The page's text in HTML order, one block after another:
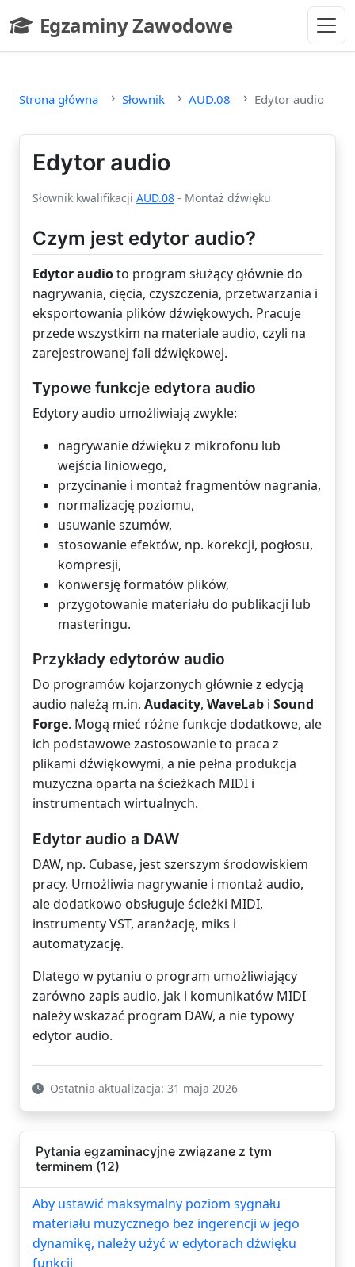
Egzaminy Zawodowe
- strona główna
Strona główna Słownik AUD.08 Edytor audio
Edytor audio
Słownik kwalifikacji AUD.08 - Montaż dźwięku
Czym jest edytor audio?
Edytor audioto program służący głównie do
nagrywania, cięcia, czyszczenia, przetwarzania i
eksportowania plików dźwiękowych. Pracuje
przede wszystkim na materiale audio, czyli na
zarejestrowanej fali dźwiękowej.
Typowe funkcje edytora audio
Edytory audio umożliwiają zwykle:
nagrywanie dźwięku z mikrofonu lub
wejścia liniowego,
przycinanie i montaż fragmentów nagrania,
normalizację poziomu,
usuwanie szumów,
stosowanie efektów, np. korekcji, pogłosu,
kompresji,
konwersję formatów plików,
przygotowanie materiału do publikacji lub
masteringu.
Przykłady edytorów audio
Do programów kojarzonych głównie z edycją
audio należą m.in. Audacity, WaveLab i Sound
Forge. Mogą mieć różne funkcje dodatkowe, ale
ich podstawowe zastosowanie to praca z
plikami dźwiękowymi, a nie pełna produkcja
muzyczna oparta na ścieżkach MIDI i
instrumentach wirtualnych.
Edytor audio a DAW
DAW, np. Cubase, jest szerszym środowiskiem
pracy. Umożliwia nagrywanie i montaż audio,
ale dodatkowo obsługuje ścieżki MIDI,
instrumenty VST, aranżację, miks i
automatyzację.
Dlatego w pytaniu o program umożliwiający
zarówno zapis audio, jak i komunikatów MIDI
należy wskazać program DAW, a nie typowy
edytor audio.
Ostatnia aktualizacja: 31 maja 2026
Pytania egzaminacyjne związane z tym
terminem (12)
Aby ustawić maksymalny poziom sygnału
materiału muzycznego bez ingerencji w jego
dynamikę, należy użyć w edytorach dźwięku
funkcji